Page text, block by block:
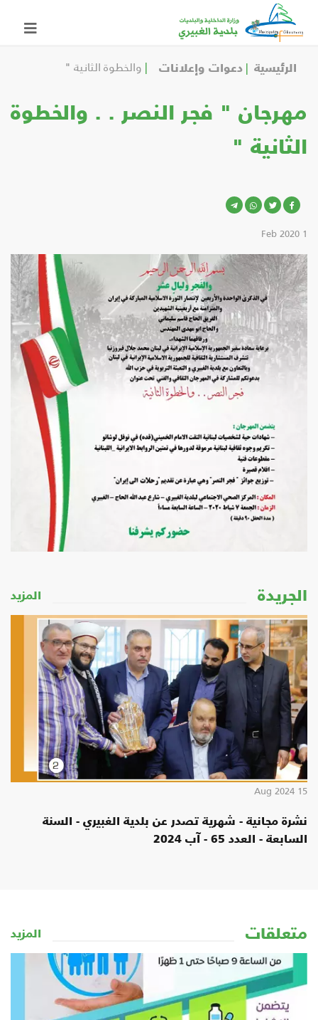
الرئيسية دعوات وإعلانات والخطوة الثانية "
" فجر النصر . . والخطوة
"
المزيد
مجانية - شهرية تصدر عن بلدية الغبيري - السنة
- العدد 65 - آب 2024
المزيد